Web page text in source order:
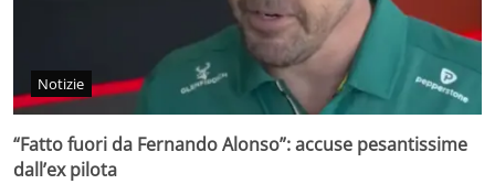
Notizie
“Fatto fuori da Fernando Alonso”: accuse pesantissime
dall’ex pilota